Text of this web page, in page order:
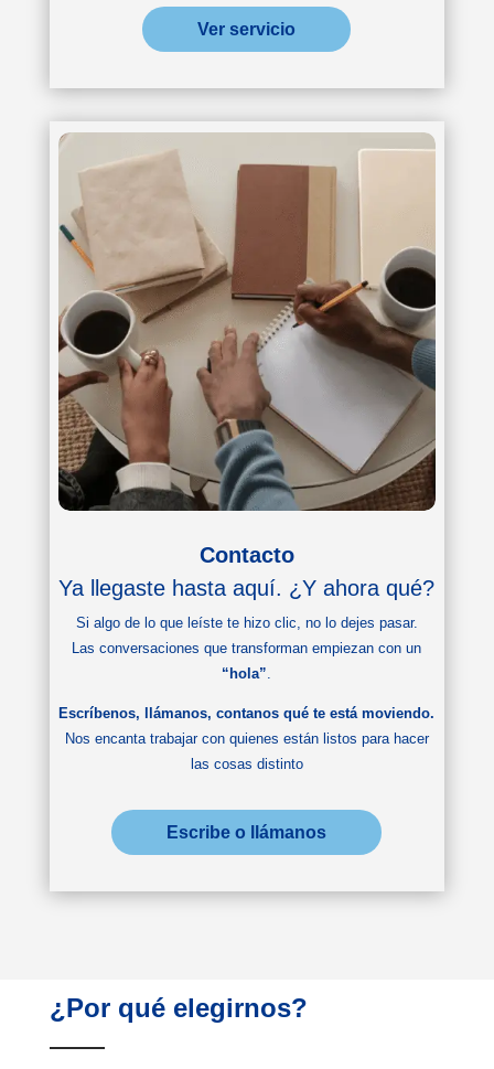
Ver servicio
Contacto
Ya llegaste hasta aquí. ¿Y ahora qué?
Si algo de lo que leíste te hizo clic, no lo dejes pasar.
Las conversaciones que transforman empiezan con un
“hola”
Escríbenos, llámanos, contanos qué te está moviendo.
Nos encanta trabajar con quienes están listos para hacer
las cosas distinto
Escribe o llámanos
¿Por qué elegirnos?